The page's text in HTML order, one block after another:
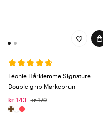
Léonie Hårklemme Signature
Double grip Mørkebrun
kr 143
kr 179